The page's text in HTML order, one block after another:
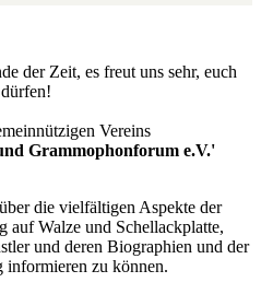
der Zeit, es freut uns sehr, euch
Vereins
Grammophonforum e.V.'
die vielfältigen Aspekte der
auf Walze und Schellackplatte,
und deren Biographien und der
informieren zu können.